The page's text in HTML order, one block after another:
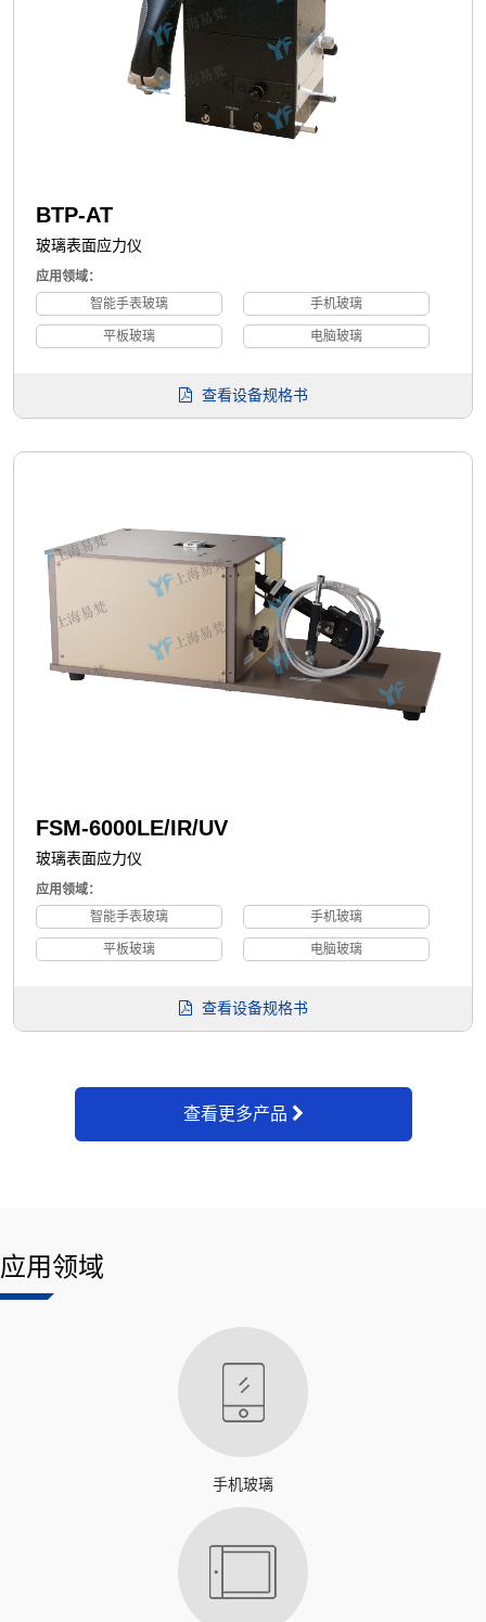
BTP-AT
玻璃表面应力仪
应用领域：
智能手表玻璃
手机玻璃
平板玻璃 电脑玻璃
查看设备规格书
FSM-6000LE/IR/UV
玻璃表面应力仪
应用领域：
智能手表玻璃
手机玻璃
平板玻璃 电脑玻璃
查看设备规格书
查看更多产品
应用领域
手机玻璃